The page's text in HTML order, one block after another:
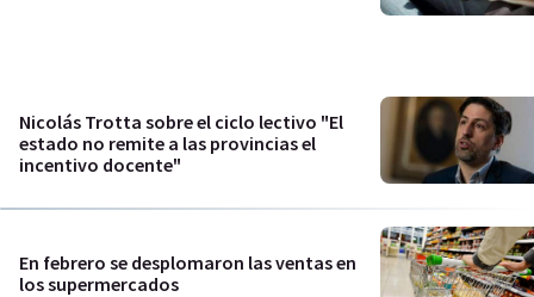
Nicolás Trotta sobre el ciclo lectivo "El
estado no remite a las provincias el
incentivo docente"
En febrero se desplomaron las ventas en
los supermercados